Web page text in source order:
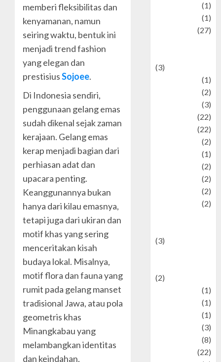
memberi fleksibilitas dan
kenyamanan, namun
seiring waktu, bentuk ini
menjadi trend fashion
yang elegan dan
prestisiusSojoee.
Di Indonesia sendiri,
penggunaan gelang emas
sudah dikenal sejak zaman
kerajaan. Gelang emas
kerap menjadi bagian dari
perhiasan adat dan
upacara penting.
Keanggunannya bukan
hanya dari kilau emasnya,
tetapi juga dari ukiran dan
motif khas yang sering
menceritakan kisah
budaya lokal. Misalnya,
motif flora dan fauna yang
rumit pada gelang manset
tradisional Jawa, atau pola
geometris khas
Minangkabau yang
melambangkan identitas
dan keindahan.
(1)
(1)
(27)
(3)
(1)
(2)
(3)
(22)
(22)
(2)
(1)
(2)
(2)
(2)
(2)
(3)
(2)
(1)
(1)
(1)
(3)
(8)
(22)